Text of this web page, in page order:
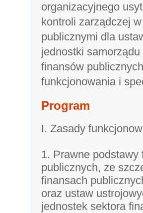
organizacyjnego
kontroli zarządczej
publicznymi dla
jednostki
finansów
funkcjonowania i
Program
I. Zasady
1. Prawne
publicznych, ze
finansach
oraz ustaw
jednostek sektora